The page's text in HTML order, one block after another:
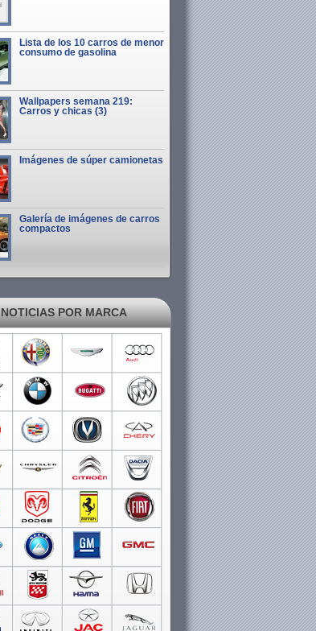
Lista de los 10 carros de menor
consumo de gasolina
Wallpapers semana 219:
Carros y chicas (3)
Imágenes de súper camionetas
Galería de imágenes de carros
compactos
NOTICIAS POR MARCA